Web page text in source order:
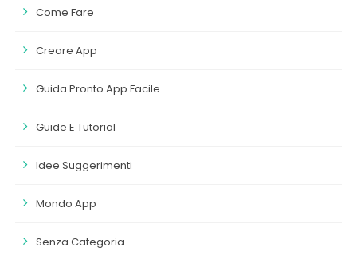
Come Fare
Creare App
Guida Pronto App Facile
Guide E Tutorial
Idee Suggerimenti
Mondo App
Senza Categoria